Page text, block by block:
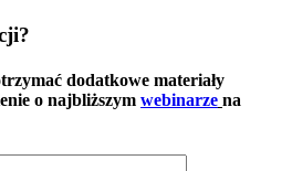
dodatkowe materiały
o najbliższym webinarze na